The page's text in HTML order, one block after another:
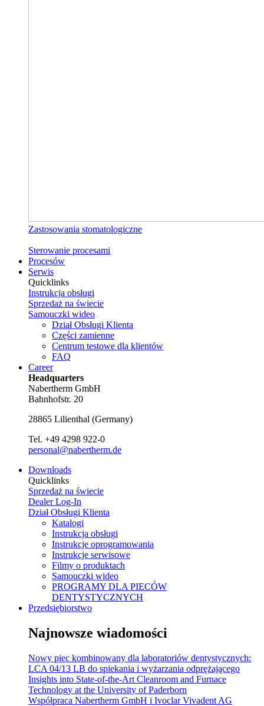
Zastosowania stomatologiczne
Sterowanie procesami
Procesów
Serwis
Quicklinks
Instrukcja obsługi
Sprzedaż na świecie
Samouczki wideo
Dział Obsługi Klienta
Części zamienne
Centrum testowe dla klientów
FAQ
Career
Headquarters
Nabertherm GmbH
Bahnhofstr. 20
28865 Lilienthal (Germany)
Tel. +49 4298 922-0
personal@nabertherm.de
Downloads
Quicklinks
Sprzedaż na świecie
Dealer Log-In
Dział Obsługi Klienta
Katalogi
Instrukcja obsługi
Instrukcje oprogramowania
Instrukcje serwisowe
Filmy o produktach
Samouczki wideo
PROGRAMY DLA PIECÓW
DENTYSTYCZNYCH
Przedsiębiorstwo
Najnowsze wiadomości
Nowy piec kombinowany dla laboratoriów dentystycznych:
LCA 04/13 LB do spiekania i wyżarzania odprężającego
Insights into State-of-the-Art Cleanroom and Furnace
Technology at the University of Paderborn
Współpraca Nabertherm GmbH i Ivoclar Vivadent AG